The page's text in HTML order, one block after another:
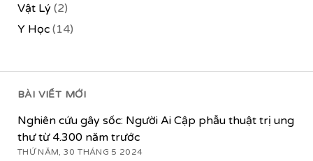
Vật Lý (2)
Y Học(14)
BÀI VIẾT MỚI
Nghiên cứu gây sốc: Người Ai Cập phẫu thuật trị ung
thư từ 4.300 năm trước
THỨ NĂM, 30 THÁNG 5 2024